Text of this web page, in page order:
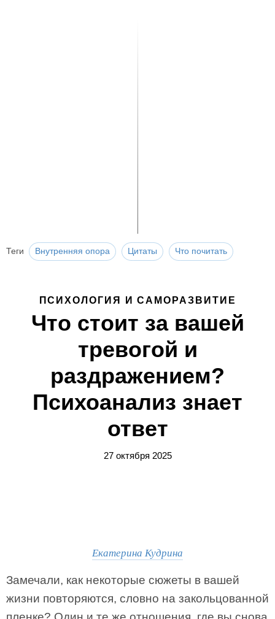
Теги Внутренняя опора Цитаты Что почитать
ПСИХОЛОГИЯ И САМОРАЗВИТИЕ
Что стоит за вашей
тревогой и
раздражением?
Психоанализ знает
ответ
27 октября 2025
Екатерина Кудрина
Замечали, как некоторые сюжеты в вашей
жизни повторяются, словно на закольцованной